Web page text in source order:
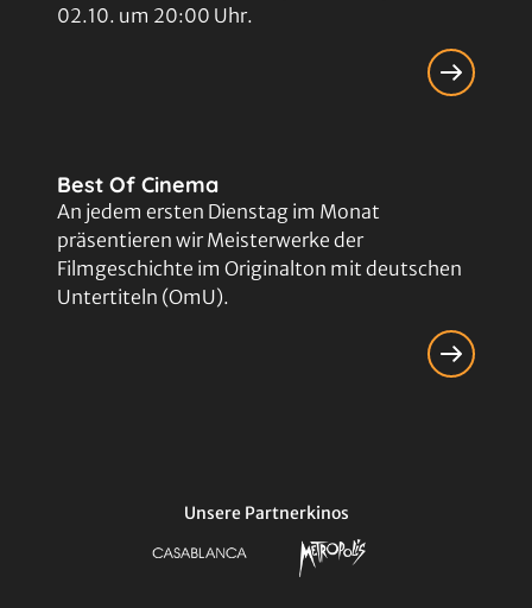
02.10. um 20:00 Uhr.
Best Of Cinema
An jedem ersten Dienstag im Monat
präsentieren wir Meisterwerke der
Filmgeschichte im Originalton mit deutschen
Untertiteln (OmU).
Unsere Partnerkinos